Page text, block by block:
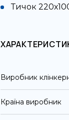
Тичок
Виробник
Країна виробник